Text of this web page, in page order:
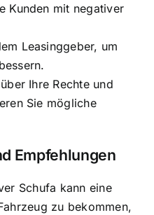
Kunden mit negativer
Leasinggeber, um
Ihre Rechte und
Sie mögliche
Empfehlungen
Schufa kann eine
zu bekommen,